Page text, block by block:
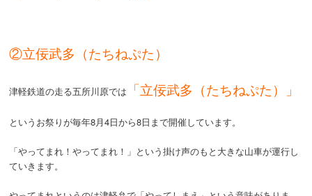
②立佞武多（たちねぷた）
津軽鉄道の走る五所川原では 「立佞武多（たちねぷた）」
というお祭りが毎年8月4日から8日まで開催しています。
「やってまれ！やってまれ！」という掛け声のもと大きな山車が運行し
ていきます。